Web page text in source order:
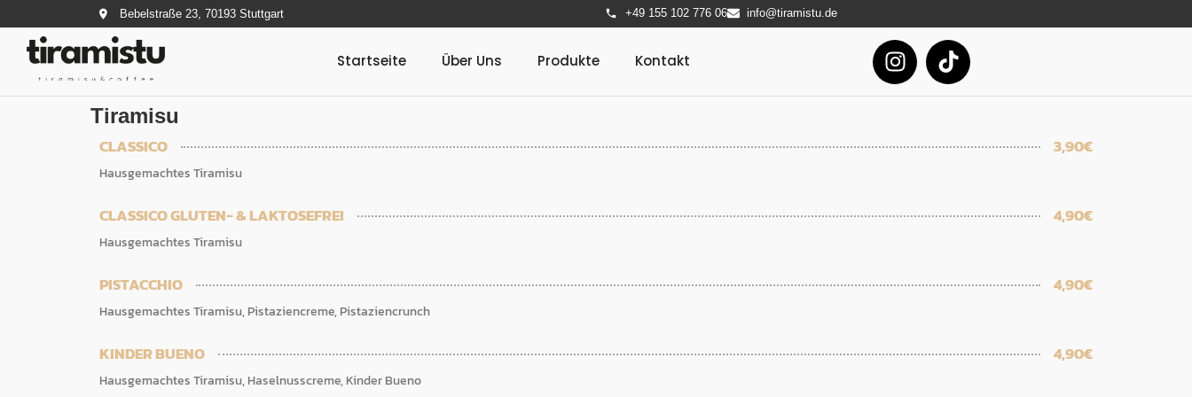
Bebelstraße 23, 70193 Stuttgart +49 155 102 776 06 info@tiramistu.de
Startseite Über Uns Produkte Kontakt
Tiramisu
CLASSICO 3,90€
Hausgemachtes Tiramisu
CLASSICO GLUTEN- & LAKTOSEFREI 4,90€
Hausgemachtes Tiramisu
PISTACCHIO 4,90€
Hausgemachtes Tiramisu, Pistaziencreme, Pistaziencrunch
KINDER BUENO 4,90€
Hausgemachtes Tiramisu, Haselnusscreme, Kinder Bueno